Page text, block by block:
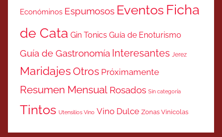
Económinos Espumosos Eventos Ficha
de Cata Gin Tonics Guía de Enoturismo
Guía de Gastronomía Interesantes Jerez
MaridajesOtros Próximamente
Resumen Mensual Rosados Sin categoría
Tintos Utensilios Vino Vino Dulce Zonas Vinicolas